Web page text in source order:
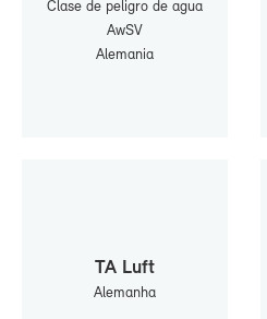
Cla­se de pe­li­gro de agua
AwSV
Ale­ma­nia
TA Luft
Ale­manha